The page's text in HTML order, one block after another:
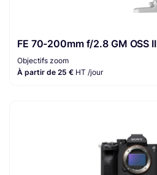
FE 70-200mm f/2.8 GM OSS II
Objectifs zoom
À partir de 25 € HT /jour